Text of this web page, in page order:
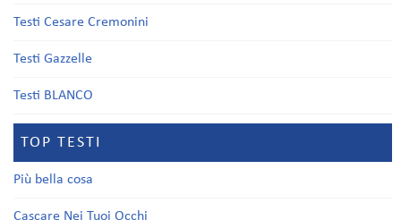
Testi Cesare Cremonini
Testi Gazzelle
Testi BLANCO
TOP TESTI
Più bella cosa
Cascare Nei Tuoi Occhi